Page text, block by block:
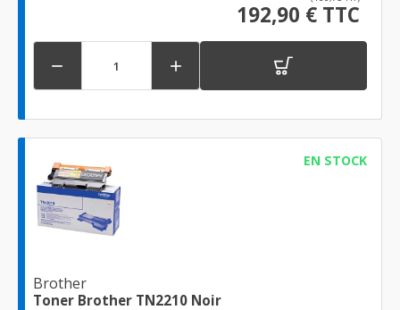
192,90 € TTC
 
EN STOCK
Brother
Toner Brother TN2210 Noir